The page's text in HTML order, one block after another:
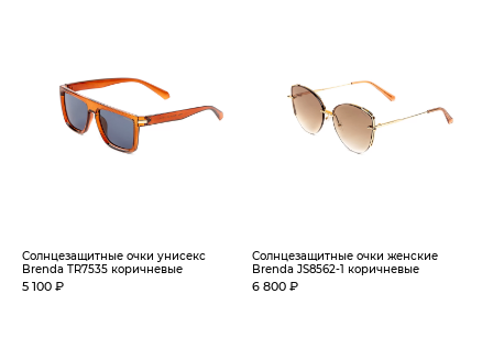
Солнцезащитные очки унисекс
Brenda TR7535 коричневые
5 100 ₽
Солнцезащитные очки женские
Brenda JS8562-1 коричневые
6 800 ₽